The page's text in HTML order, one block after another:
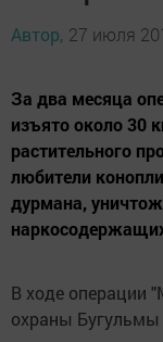
Автор, 27 июля
За два месяца
изъято около 30
растительного
любители
дурмана,
В ходе операции
охраны Бугульмы